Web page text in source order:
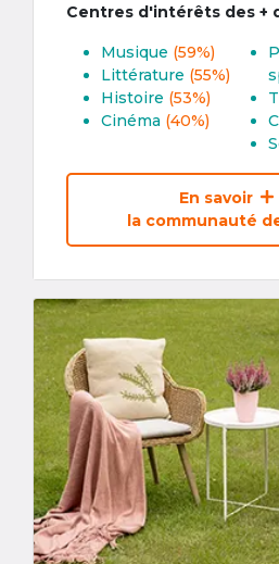
Centres d'intérêts des +
Musique (59%)
Littérature (55%)
Histoire (53%)
Cinéma (40%)
En savoir
la communauté